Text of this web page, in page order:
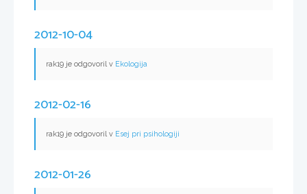
2012-10-04
rak19 je odgovoril v Ekologija
2012-02-16
rak19 je odgovoril v Esej pri psihologiji
2012-01-26